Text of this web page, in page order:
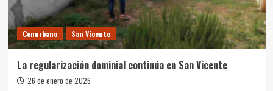
Conurbano San Vicente
La regularización dominial continúa en San Vicente
26 de enero de 2026